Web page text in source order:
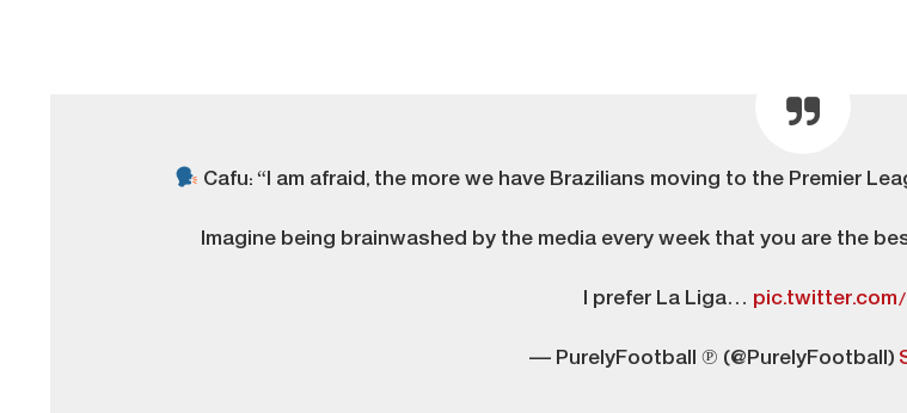
Cafu: “I am afraid, the more we have Brazilians moving to the Premier
Imagine being brainwashed by the media every week that you are the
I prefer La Liga… pic.twitter.com/
— PurelyFootball ℗ (@PurelyFootball)